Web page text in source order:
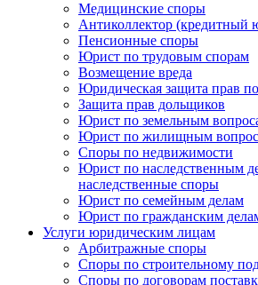
Медицинские споры
Антиколлектор (кредитный
Пенсионные споры
Юрист по трудовым спорам
Возмещение вреда
Юридическая защита прав
Защита прав дольщиков
Юрист по земельным
Юрист по жилищным
Споры по недвижимости
Юрист по наследственным
наследственные споры
Юрист по семейным делам
Юрист по гражданским
Услуги юридическим лицам
Арбитражные споры
Споры по строительному
Споры по договорам